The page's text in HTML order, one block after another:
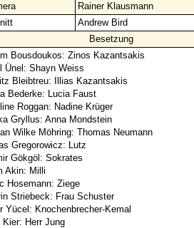
Rainer Klausmann
Andrew Bird
Besetzung
Bousdoukos: Zinos Kazantsakis
Ünel: Shayn Weiss
Bleibtreu: Illias Kazantsakis
Bederke: Lucia Faust
Roggan: Nadine Krüger
Gryllus: Anna Mondstein
Wilke Möhring: Thomas Neumann
Gregorowicz: Lutz
Gökgöl: Sokrates
Akin: Milli
Hosemann: Ziege
Striebeck: Frau Schuster
Yücel: Knochenbrecher-Kemal
Kier: Herr Jung